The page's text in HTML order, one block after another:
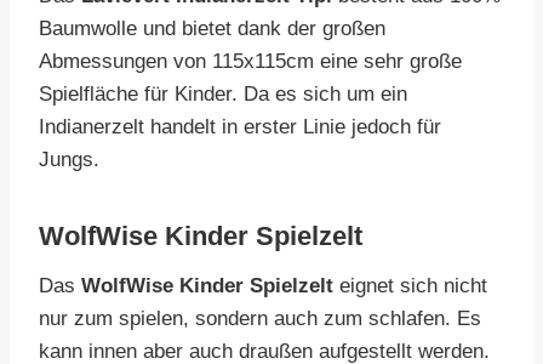
Baumwolle und bietet dank der großen
Abmessungen von 115x115cm eine sehr große
Spielfläche für Kinder. Da es sich um ein
Indianerzelt handelt in erster Linie jedoch für
Jungs.
WolfWise Kinder Spielzelt
Das WolfWise Kinder Spielzelt eignet sich nicht
nur zum spielen, sondern auch zum schlafen. Es
kann innen aber auch draußen aufgestellt werden.